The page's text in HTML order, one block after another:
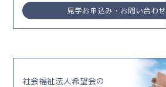
見学お申込み・お問い合わせ
社会福祉法人希望会の